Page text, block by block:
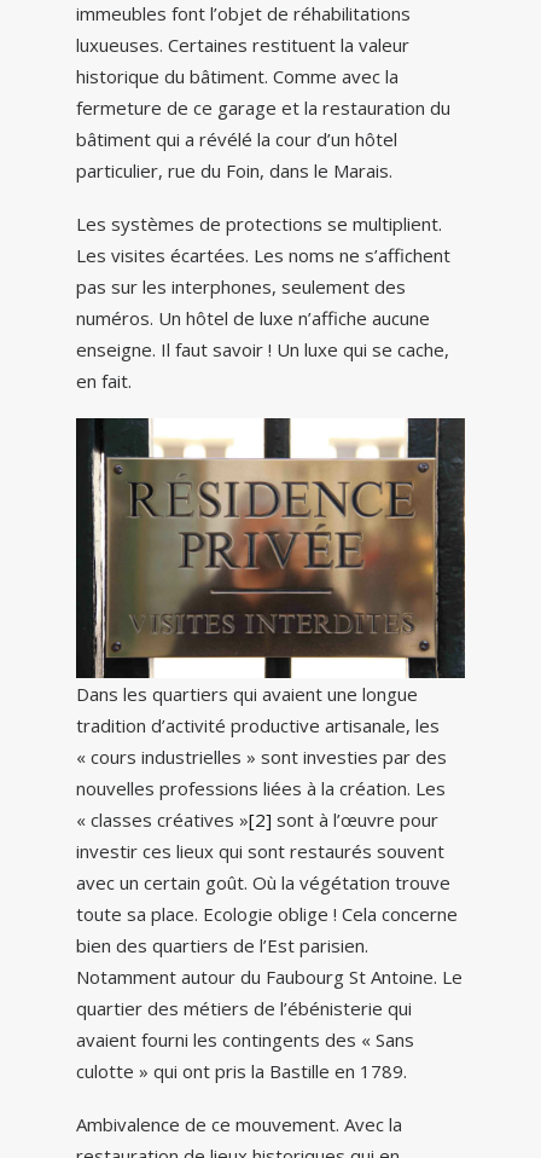
immeubles font l’objet de réhabilitations
luxueuses. Certaines restituent la valeur
historique du bâtiment. Comme avec la
fermeture de ce garage et la restauration du
bâtiment qui a révélé la cour d’un hôtel
particulier, rue du Foin, dans le Marais.
Les systèmes de protections se multiplient.
Les visites écartées. Les noms ne s’affichent
pas sur les interphones, seulement des
numéros. Un hôtel de luxe n’affiche aucune
enseigne. Il faut savoir ! Un luxe qui se cache,
en fait.
Dans les quartiers qui avaient une longue
tradition d’activité productive artisanale, les
« cours industrielles » sont investies par des
nouvelles professions liées à la création. Les
« classes créatives »[2] sont à l’œuvre pour
investir ces lieux qui sont restaurés souvent
avec un certain goût. Où la végétation trouve
toute sa place. Ecologie oblige ! Cela concerne
bien des quartiers de l’Est parisien.
Notamment autour du Faubourg St Antoine. Le
quartier des métiers de l’ébénisterie qui
avaient fourni les contingents des « Sans
culotte » qui ont pris la Bastille en 1789.
Ambivalence de ce mouvement. Avec la